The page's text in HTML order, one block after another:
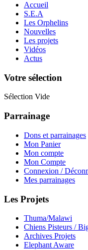
Accueil
S.E.A
Les Orphelins
Nouvelles
Les projets
Vidéos
Actus
Votre sélection
Sélection Vide
Parrainage
Dons et parrainages
Mon Panier
Mon compte
Mon Compte
Connexion /
Mes parrainages
Les Projets
Thuma/Malawi
Chiens Pisteurs /
Archives Projets
Elephant Aware